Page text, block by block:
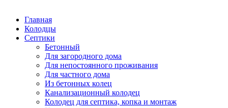
Главная
Колодцы
Септики
Бетонный
Для загородного дома
Для непостоянного проживания
Для частного дома
Из бетонных колец
Канализационный колодец
Колодец для септика, копка и монтаж